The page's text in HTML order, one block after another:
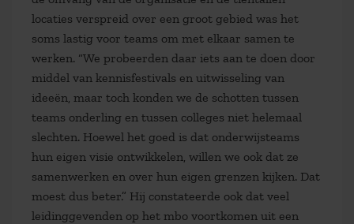
locaties verspreid over een groot gebied was het
soms lastig voor teams om met elkaar samen te
werken. “We probeerden daar iets aan te doen door
middel van kennisfestivals en uitwisseling van
ideeën, maar toch konden we de schotten tussen
teams onderling en tussen colleges niet helemaal
slechten. Hoewel het goed is dat onderwijsteams
hun eigen visie ontwikkelen, willen we ook dat ze
samenwerken en over hun eigen grenzen kijken. Dat
moest dus beter.” Hij constateerde ook dat veel
leidinggevenden op het mbo voortkomen uit een